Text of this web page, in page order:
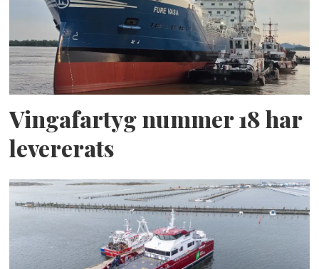
Vingafartyg nummer 18 har
levererats